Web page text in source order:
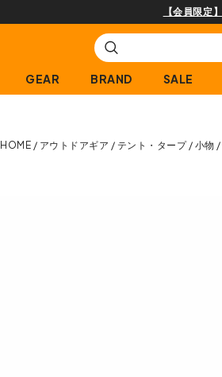
GEAR BRAND SALE
HOME アウトドアギア テント・タープ 小物